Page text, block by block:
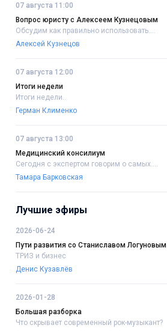
07 августа 11:00
Вопрос юристу с Алексеем Кузнецовым
Обсудим как правильно использовать....
Алексей Кузнецов
07 августа 12:00
Итоги недели
Итоги недели..
Герман Клименко
07 августа 13:00
Медицинский консилиум
Сегодня с экспертом говорим о самых....
Тамара Барковская
Лучшие эфиры
2026-06-24
Пути развития со Станиславом Логуновым
ТРИЗ и бизнес
Денис Кузавлёв
2026-01-28
Большая разборка
Что скрывает современный рок-музыкант?